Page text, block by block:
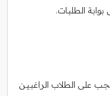
الطلبات.
على الطلاب الراغبين